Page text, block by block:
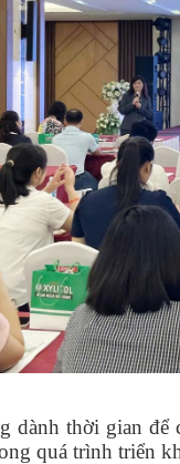
dành thời gian
quá trình triển